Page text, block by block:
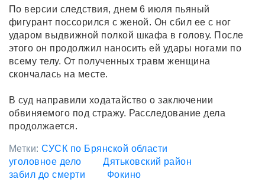
По версии следствия, днем 6 июля пьяный
фигурант поссорился с женой. Он сбил ее с ног
ударом выдвижной полкой шкафа в голову. После
этого он продолжил наносить ей удары ногами по
всему телу. От полученных травм женщина
скончалась на месте.
В суд направили ходатайство о заключении
обвиняемого под стражу. Расследование дела
продолжается.
Метки:СУСК по Брянской области
уголовное дело
Дятьковский район
забил до смерти
Фокино